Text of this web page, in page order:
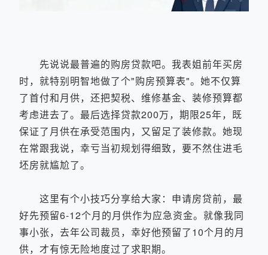
先说说最普遍的购房贷款吧。我表姐前年买房
时，就特别明智地做了个"购房预算表"。她不仅算
了首付和月供，还把契税、维修基金、装修预算都
考虑进去了。最后选择贷款200万，期限25年，既
保证了月供在承受范围内，又留足了装修款。她现
在常跟我说，幸亏当初规划得细致，要不然住进毛
坯房就尴尬了。
这里有个小技巧分享给大家：申请房贷前，最
好先预留6-12个月的月供作为应急资金。就像我同
事小张，去年公司裁员，幸好他预留了10个月的月
供，才有惊无险地度过了求职期。